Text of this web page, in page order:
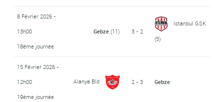
8 Février 2026 -
13h00
18ème journée
Gebze(11) 3 - 2
Istanbul GSK
(5)
15 Février 2026 -
12h00
19ème journée
Alanya Bld 2 - 3 Gebze